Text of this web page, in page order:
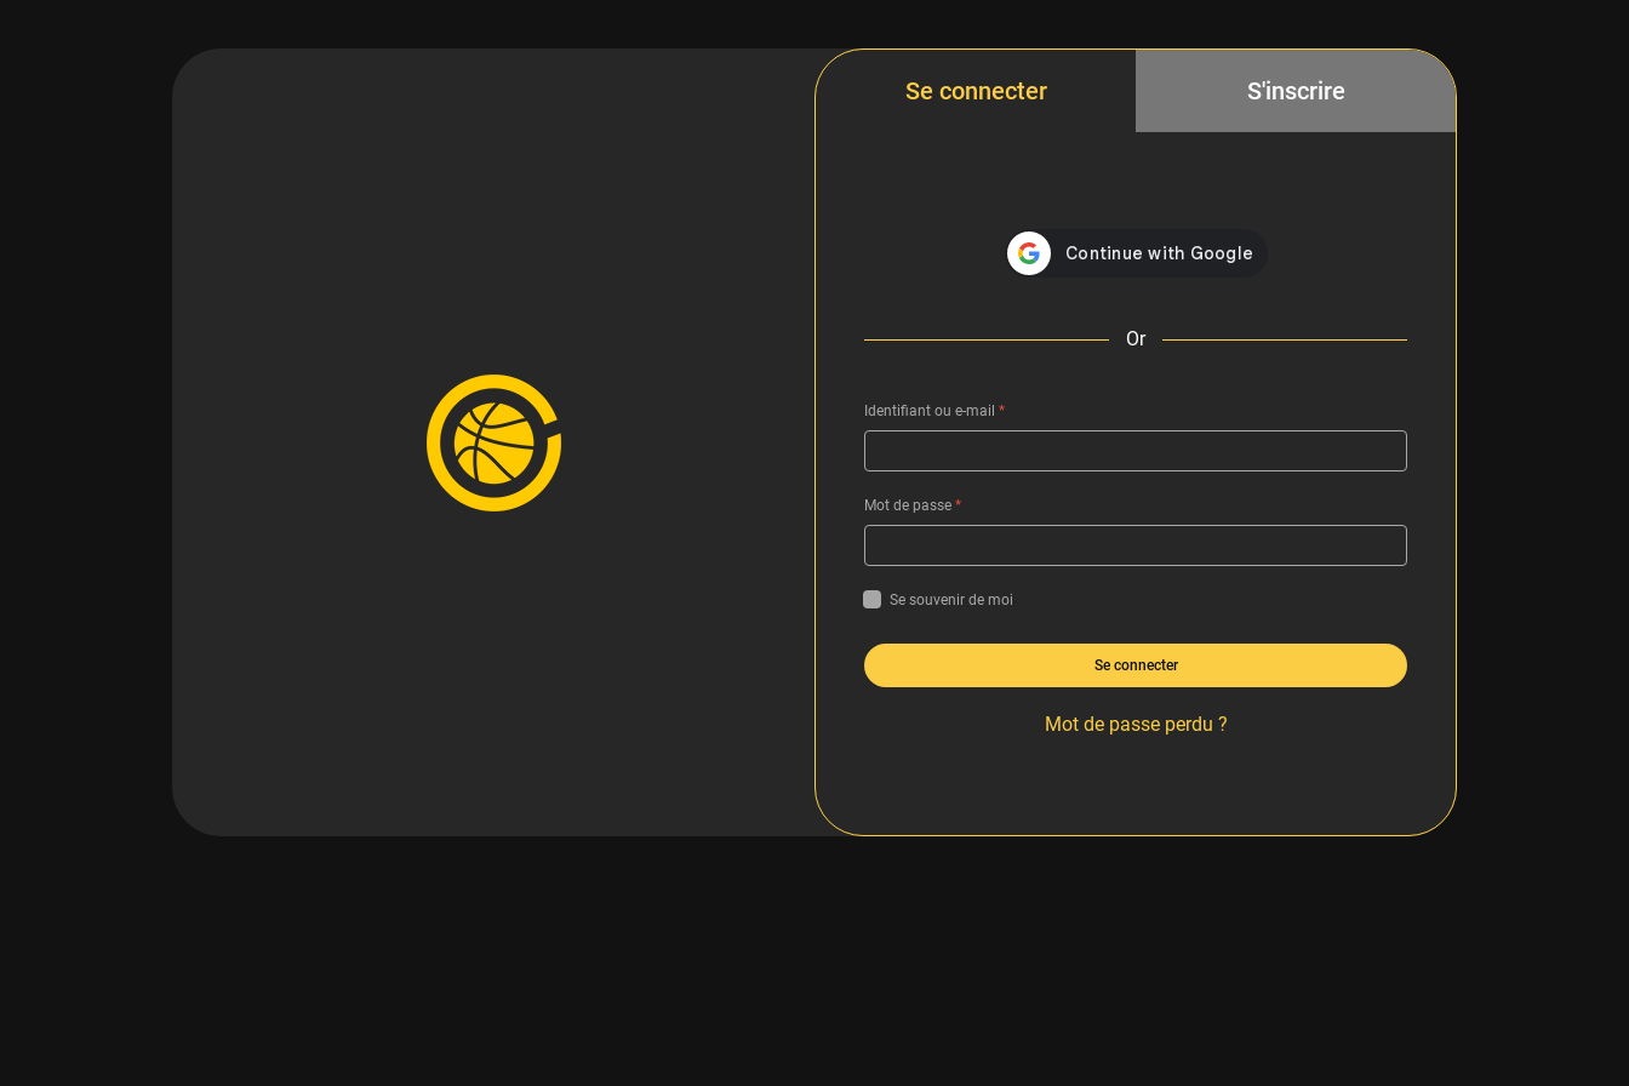
Se connecter S'inscrire
Or
Identifiant ou e-mail *
Mot de passe *
Se souvenir de moi
Se connecter
Mot de passe perdu ?